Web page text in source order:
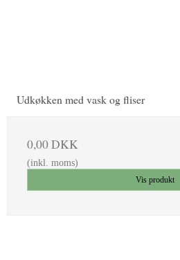
Udkøkken med vask og fliser
0,00 DKK
(inkl. moms)
Vis produkt